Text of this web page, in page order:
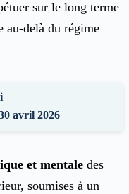
sur le long terme
au-delà du régime
avril 2026
et mentale des
soumises à un